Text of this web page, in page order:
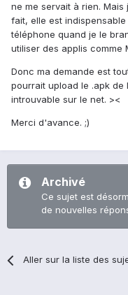
ne me servait à rien.
fait, elle est
téléphone quand je le
utiliser des applis comme
Donc ma demande est
pourrait upload le .apk
introuvable sur le net. ><
Merci d'avance. ;)
Archivé
Ce sujet est
de nouvelles
Aller sur la liste des